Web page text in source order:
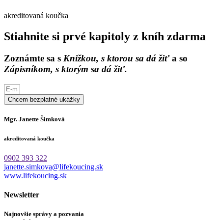
akreditovaná koučka
Stiahnite si prvé kapitoly z kníh zdarma
Zoznámte sa s Knižkou, s ktorou sa dá žiťa so
Zápisníkom, s ktorým sa dá žiť.
Chcem bezplatné ukážky
Mgr. Janette Šimková
akreditovaná koučka
0902 393 322
janette.simkova@lifekoucing.sk
www.lifekoucing.sk
Newsletter
Najnovšie správy a pozvania